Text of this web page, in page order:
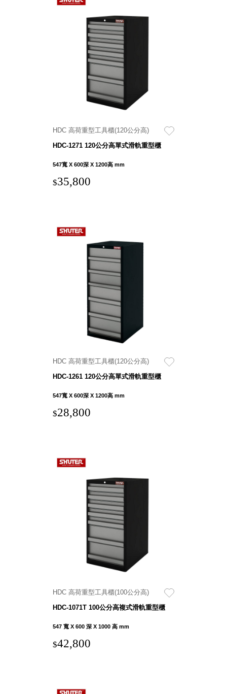
斯洛維尼亞
Rogaska
美國 July Nine
台灣
Techshower
西班牙
CRISTALINAS
台灣 Lilla Fe
RIZENHOFF
Cypress House
瑞典 Vakinme
Eco
Stockholm
台灣 點睛設計
DOT DESIGN
台灣 Xcellent
日本 HARIO
台灣 Verde
台灣 Lisscode
泰國
台灣 初芳宇
台灣 只有蕨
台灣 Elevon 準
Storage 世界
收納
法國 Stacksto
丹麥
Roommate
japan
日本
美國 Mordeco
美國 CAMINO
HDC 高荷重型工具櫃(120公分高)
HDC-1271 120公分高單式滑軌重型櫃
547寬 X 600深 X 1200高 mm
$35,800
HDC 高荷重型工具櫃(120公分高)
HDC-1261 120公分高單式滑軌重型櫃
547寬 X 600深 X 1200高 mm
$28,800
HDC 高荷重型工具櫃(100公分高)
HDC-1071T 100公分高複式滑軌重型櫃
547 寬 X 600 深 X 1000 高 mm
$42,800